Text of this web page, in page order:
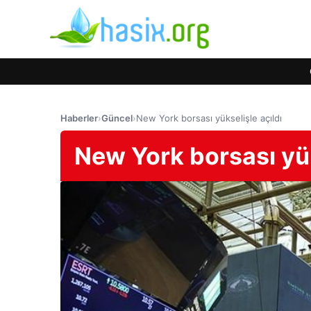
Haberler›Güncel›New York borsası yükselişle açıldı
New York borsası